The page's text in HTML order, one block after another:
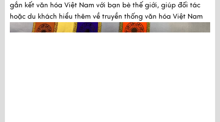
gắn kết văn hóa Việt Nam với bạn bè thế giới, giúp đối tác
hoặc du khách hiểu thêm về truyền thống văn hóa Việt Nam